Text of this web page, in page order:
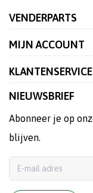
VENDERPARTS
MIJN ACCOUNT
KLANTENSERVICE
NIEUWSBRIEF
Abonneer je op
blijven.